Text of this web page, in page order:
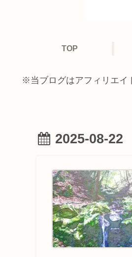
TOP
※当ブログはアフィリエ
2025-08-22